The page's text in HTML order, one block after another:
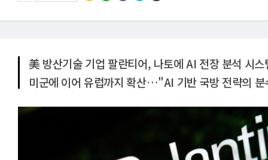
美 방산기술 기업 팔란티어, 나토에 AI 전장 분석 시
미군에 이어 유럽까지 확산…"AI 기반 국방 전략의